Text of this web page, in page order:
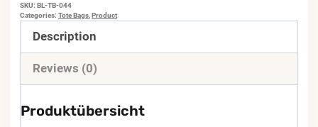
SKU: BL-TB-044
Categories: Tote Bags,Product
Description
Reviews (0)
Produktübersicht